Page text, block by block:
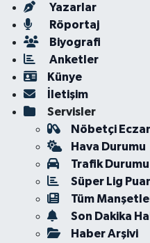
Yazarlar
Röportaj
Biyografi
Anketler
Künye
İletişim
Servisler
Nöbetçi
Hava Durumu
Trafik Durumu
Süper Lig
Tüm
Son Dakika
Haber Arşivi